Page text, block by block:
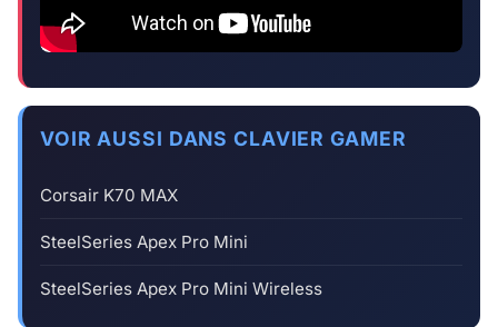
VOIR AUSSI DANS CLAVIER GAMER
Corsair K70 MAX
SteelSeries Apex Pro Mini
SteelSeries Apex Pro Mini Wireless